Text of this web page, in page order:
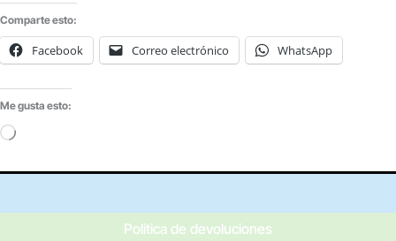
Comparte esto:
Facebook Correo electrónico WhatsApp
Me gusta esto:
Cargando...
Política de devoluciones